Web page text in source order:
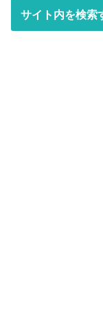
サイト内を検索